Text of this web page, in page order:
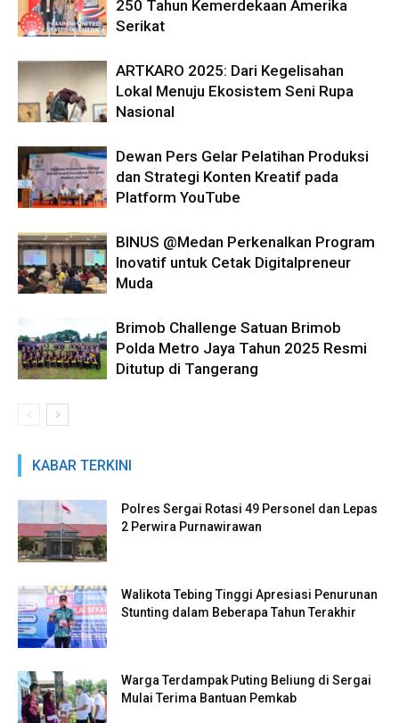
250 Tahun Kemerdekaan Amerika
Serikat
ARTKARO 2025: Dari Kegelisahan
Lokal Menuju Ekosistem Seni Rupa
Nasional
Dewan Pers Gelar Pelatihan Produksi
dan Strategi Konten Kreatif pada
Platform YouTube
BINUS @Medan Perkenalkan Program
Inovatif untuk Cetak Digitalpreneur
Muda
Brimob Challenge Satuan Brimob
Polda Metro Jaya Tahun 2025 Resmi
Ditutup di Tangerang
KABAR TERKINI
Polres Sergai Rotasi 49 Personel dan Lepas
2 Perwira Purnawirawan
Walikota Tebing Tinggi Apresiasi Penurunan
Stunting dalam Beberapa Tahun Terakhir
Warga Terdampak Puting Beliung di Sergai
Mulai Terima Bantuan Pemkab